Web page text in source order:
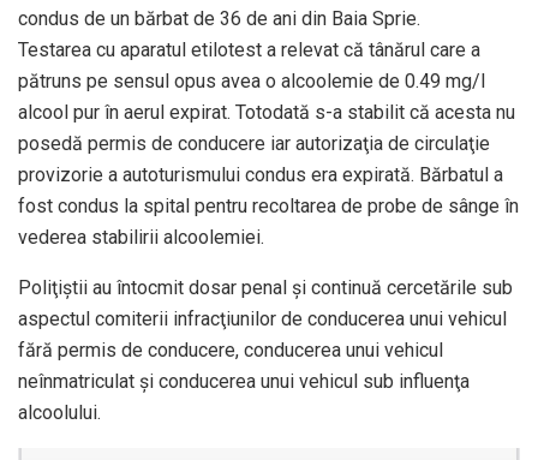
condus de un bărbat de 36 de ani din Baia Sprie.
Testarea cu aparatul etilotest a relevat că tânărul care a
pătruns pe sensul opus avea o alcoolemie de 0.49 mg/l
alcool pur în aerul expirat. Totodată s-a stabilit că acesta nu
posedă permis de conducere iar autorizaţia de circulaţie
provizorie a autoturismului condus era expirată. Bărbatul a
fost condus la spital pentru recoltarea de probe de sânge în
vederea stabilirii alcoolemiei.
Poliţiştii au întocmit dosar penal şi continuă cercetările sub
aspectul comiterii infracţiunilor de conducerea unui vehicul
fără permis de conducere, conducerea unui vehicul
neînmatriculat şi conducerea unui vehicul sub influenţa
alcoolului.